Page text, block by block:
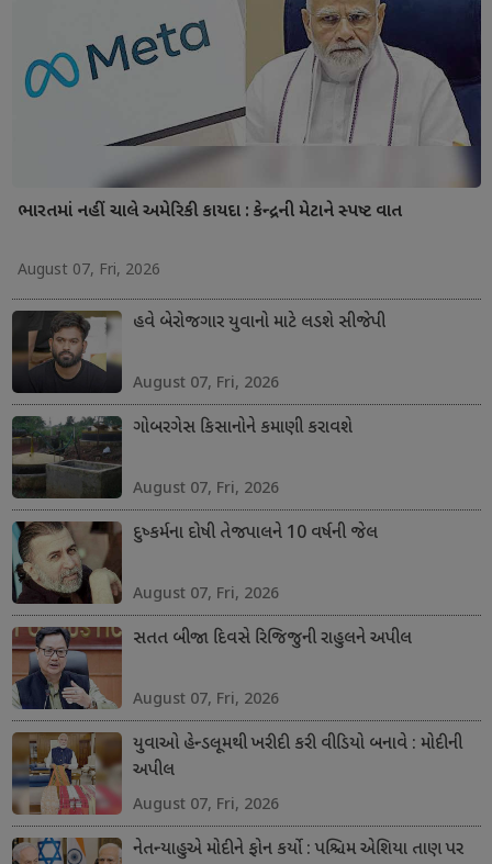
ભારતમાં નહીં ચાલે અમેરિકી કાયદા : કેન્દ્રની મેટાને સ્પષ્ટ વાત
August 07, Fri, 2026
હવે બેરોજગાર યુવાનો માટે લડશે સીજેપી
August 07, Fri, 2026
ગોબરગેસ કિસાનોને કમાણી કરાવશે
August 07, Fri, 2026
દુષ્કર્મના દોષી તેજપાલને 10 વર્ષની જેલ
August 07, Fri, 2026
સતત બીજા દિવસે રિજિજુની રાહુલને અપીલ
August 07, Fri, 2026
યુવાઓ હેન્ડલૂમથી ખરીદી કરી વીડિયો બનાવે : મોદીની
અપીલ
August 07, Fri, 2026
નેતન્યાહુએ મોદીને ફોન કર્યો : પશ્ચિમ એશિયા તાણ પર